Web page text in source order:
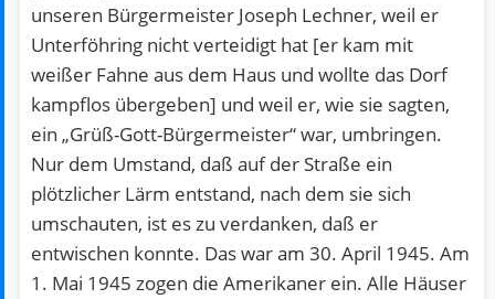
unseren Bürgermeister Joseph Lechner, weil er
Unterföhring nicht verteidigt hat [er kam mit
weißer Fahne aus dem Haus und wollte das Dorf
kampflos übergeben] und weil er, wie sie sagten,
ein „Grüß-Gott-Bürgermeister“ war, umbringen.
Nur dem Umstand, daß auf der Straße ein
plötzlicher Lärm entstand, nach dem sie sich
umschauten, ist es zu verdanken, daß er
entwischen konnte. Das war am 30. April 1945. Am
1. Mai 1945 zogen die Amerikaner ein. Alle Häuser